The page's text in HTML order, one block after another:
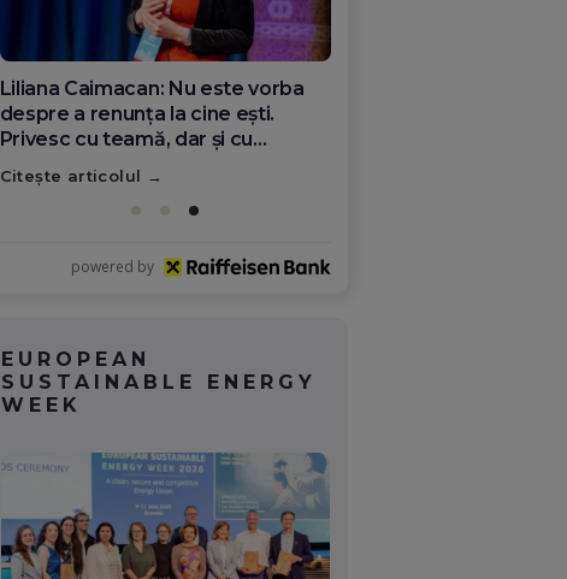
Diana Olar, românca de la Google
care demonstrează că diaspora
poate schimba România
Citește articolul
powered by
EUROPEAN
SUSTAINABLE ENERGY
WEEK